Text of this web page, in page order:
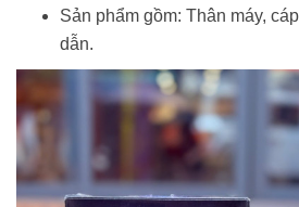
Sản phẩm gồm: Thân máy,
dẫn.